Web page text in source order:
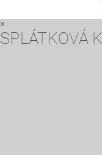
×
SPLÁTKOVÁ